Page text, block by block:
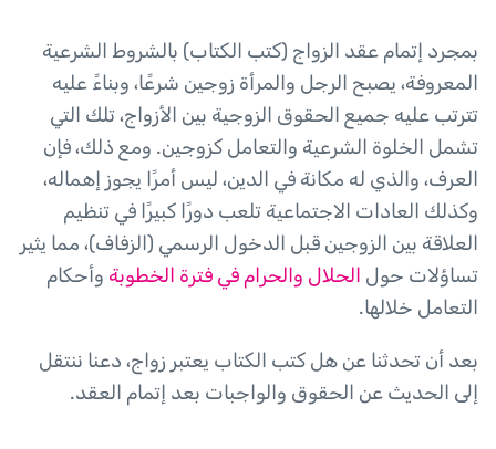
بمجرد إتمام عقد الزواج (كتب الكتاب) بالشروط الشرعية
المعروفة، يصبح الرجل والمرأة زوجين شرعًا، وبناءً عليه
تترتب عليه جميع الحقوق الزوجية بين الأزواج، تلك التي
تشمل الخلوة الشرعية والتعامل كزوجين. ومع ذلك، فإن
العرف، والذي له مكانة في الدين، ليس أمرًا يجوز إهماله،
وكذلك العادات الاجتماعية تلعب دورًا كبيرًا في تنظيم
العلاقة بين الزوجين قبل الدخول الرسمي (الزفاف)، مما يثير
تساؤلات حول الحلال والحرام في فترة الخطوبة وأحكام
التعامل خلالها.
بعد أن تحدثنا عن هل كتب الكتاب يعتبر زواج، دعنا ننتقل
إلى الحديث عن الحقوق والواجبات بعد إتمام العقد.